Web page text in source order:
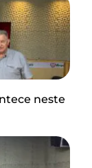
neste